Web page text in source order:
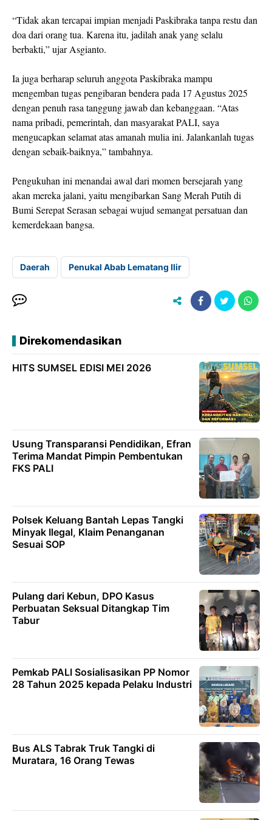
“Tidak akan tercapai impian menjadi Paskibraka tanpa restu dan
doa dari orang tua. Karena itu, jadilah anak yang selalu
berbakti,” ujar Asgianto.
Ia juga berharap seluruh anggota Paskibraka mampu
mengemban tugas pengibaran bendera pada 17 Agustus 2025
dengan penuh rasa tanggung jawab dan kebanggaan. “Atas
nama pribadi, pemerintah, dan masyarakat PALI, saya
mengucapkan selamat atas amanah mulia ini. Jalankanlah tugas
dengan sebaik-baiknya,” tambahnya.
Pengukuhan ini menandai awal dari momen bersejarah yang
akan mereka jalani, yaitu mengibarkan Sang Merah Putih di
Bumi Serepat Serasan sebagai wujud semangat persatuan dan
kemerdekaan bangsa.
Daerah Penukal Abab Lematang Ilir
Direkomendasikan
HITS SUMSEL EDISI MEI 2026
Usung Transparansi Pendidikan, Efran
Terima Mandat Pimpin Pembentukan
FKS PALI
Polsek Keluang Bantah Lepas Tangki
Minyak Ilegal, Klaim Penanganan
Sesuai SOP
Pulang dari Kebun, DPO Kasus
Perbuatan Seksual Ditangkap Tim
Tabur
Pemkab PALI Sosialisasikan PP Nomor
28 Tahun 2025 kepada Pelaku Industri
Bus ALS Tabrak Truk Tangki di
Muratara, 16 Orang Tewas